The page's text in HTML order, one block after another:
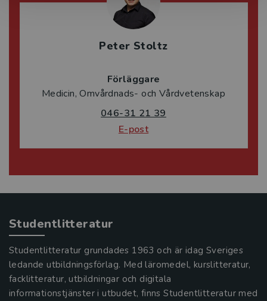
Peter Stoltz
Förläggare
Medicin, Omvårdnads- och Vårdvetenskap
046-31 21 39
E-post
Studentlitteratur
Studentlitteratur grundades 1963 och är idag Sveriges
ledande utbildningsförlag. Med läromedel, kurslitteratur,
facklitteratur, utbildningar och digitala
informationstjänster i utbudet, finns Studentlitteratur med